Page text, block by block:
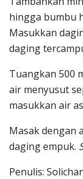
hingga bumbu
Masukkan
daging
Tuangkan 500
air menyusut
masukkan air
Masak dengan
daging empuk.
Penulis: